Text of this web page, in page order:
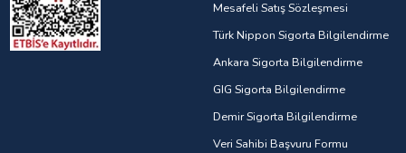
Mesafeli Satış Sözleşmesi
Türk Nippon Sigorta Bilgilendirme
Ankara Sigorta Bilgilendirme
GIG Sigorta Bilgilendirme
Demir Sigorta Bilgilendirme
Veri Sahibi Başvuru Formu